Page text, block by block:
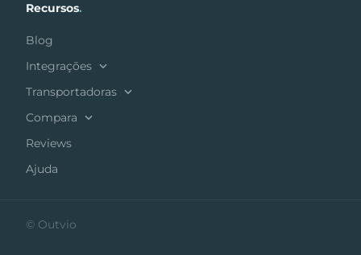
Recursos.
Blog
Integrações
Transportadoras
Compara
Reviews
Ajuda
© Outvio